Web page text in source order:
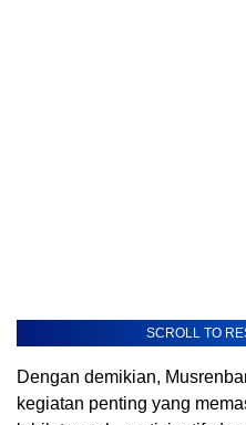
SCROLL TO
Dengan demikian,
kegiatan penting yang